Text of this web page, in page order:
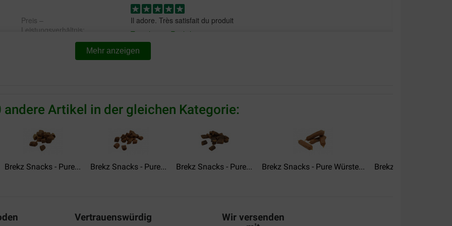
Preis –
Leistungsverhältnis:
Il adore. Très satisfait du produit
Translate to English
26-12-2019
Bon produit , pas le préféré de mon chien.
Translate to English
Mehr anzeigen
andere Artikel in der gleichen Kategorie:
Brekz Snacks - Pure... Brekz Snacks - Pure... Brekz Snacks - Pure... Brekz Snacks - Pure Würste... Brekz Snacks - Pure
Vertrauenswürdig
Wir versenden